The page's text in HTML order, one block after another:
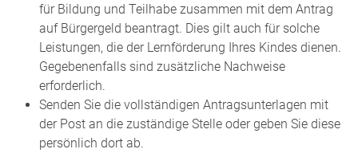
für Bildung und Teilhabe zusammen mit dem Antrag
auf Bürgergeld beantragt. Dies gilt auch für solche
Leistungen, die der Lernförderung Ihres Kindes dienen.
Gegebenenfalls sind zusätzliche Nachweise
erforderlich.
Senden Sie die vollständigen Antragsunterlagen mit
der Post an die zuständige Stelle oder geben Sie diese
persönlich dort ab.